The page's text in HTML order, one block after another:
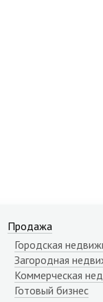
Продажа
Городская
Загородная
Коммерческая
Готовый бизнес